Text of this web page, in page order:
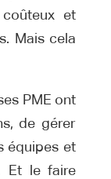
et
Mais cela
PME ont
de gérer
équipes et
Et le faire